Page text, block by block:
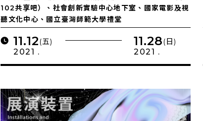
102共享吧）、社會創新實驗中心地下室、國家電影及視
聽文化中心、國立臺灣師範大學禮堂
11.12(五)
2021 .
11.28(日)
2021 .